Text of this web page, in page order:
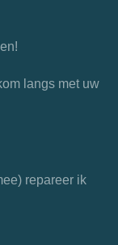
langs met uw
repareer ik